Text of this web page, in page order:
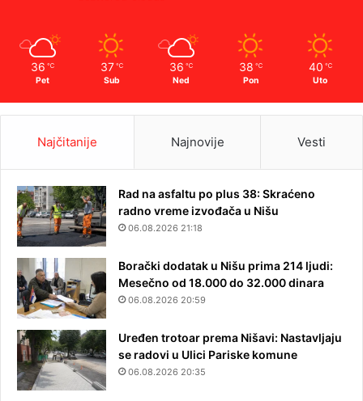
36 ℃
Pet
37 ℃
Sub
36 ℃
Ned
38 ℃
Pon
40 ℃
Uto
Najčitanije Najnovije Vesti
Rad na asfaltu po plus 38: Skraćeno
radno vreme izvođača u Nišu
06.08.2026 21:18
Borački dodatak u Nišu prima 214 ljudi:
Mesečno od 18.000 do 32.000 dinara
06.08.2026 20:59
Uređen trotoar prema Nišavi: Nastavljaju
se radovi u Ulici Pariske komune
06.08.2026 20:35